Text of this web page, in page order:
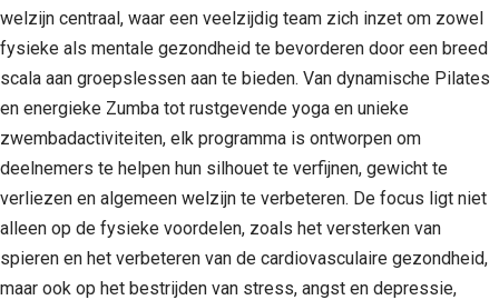
welzijn centraal, waar een veelzijdig team zich inzet om zowel
fysieke als mentale gezondheid te bevorderen door een breed
scala aan groepslessen aan te bieden. Van dynamische Pilates
en energieke Zumba tot rustgevende yoga en unieke
zwembadactiviteiten, elk programma is ontworpen om
deelnemers te helpen hun silhouet te verfijnen, gewicht te
verliezen en algemeen welzijn te verbeteren. De focus ligt niet
alleen op de fysieke voordelen, zoals het versterken van
spieren en het verbeteren van de cardiovasculaire gezondheid,
maar ook op het bestrijden van stress, angst en depressie,